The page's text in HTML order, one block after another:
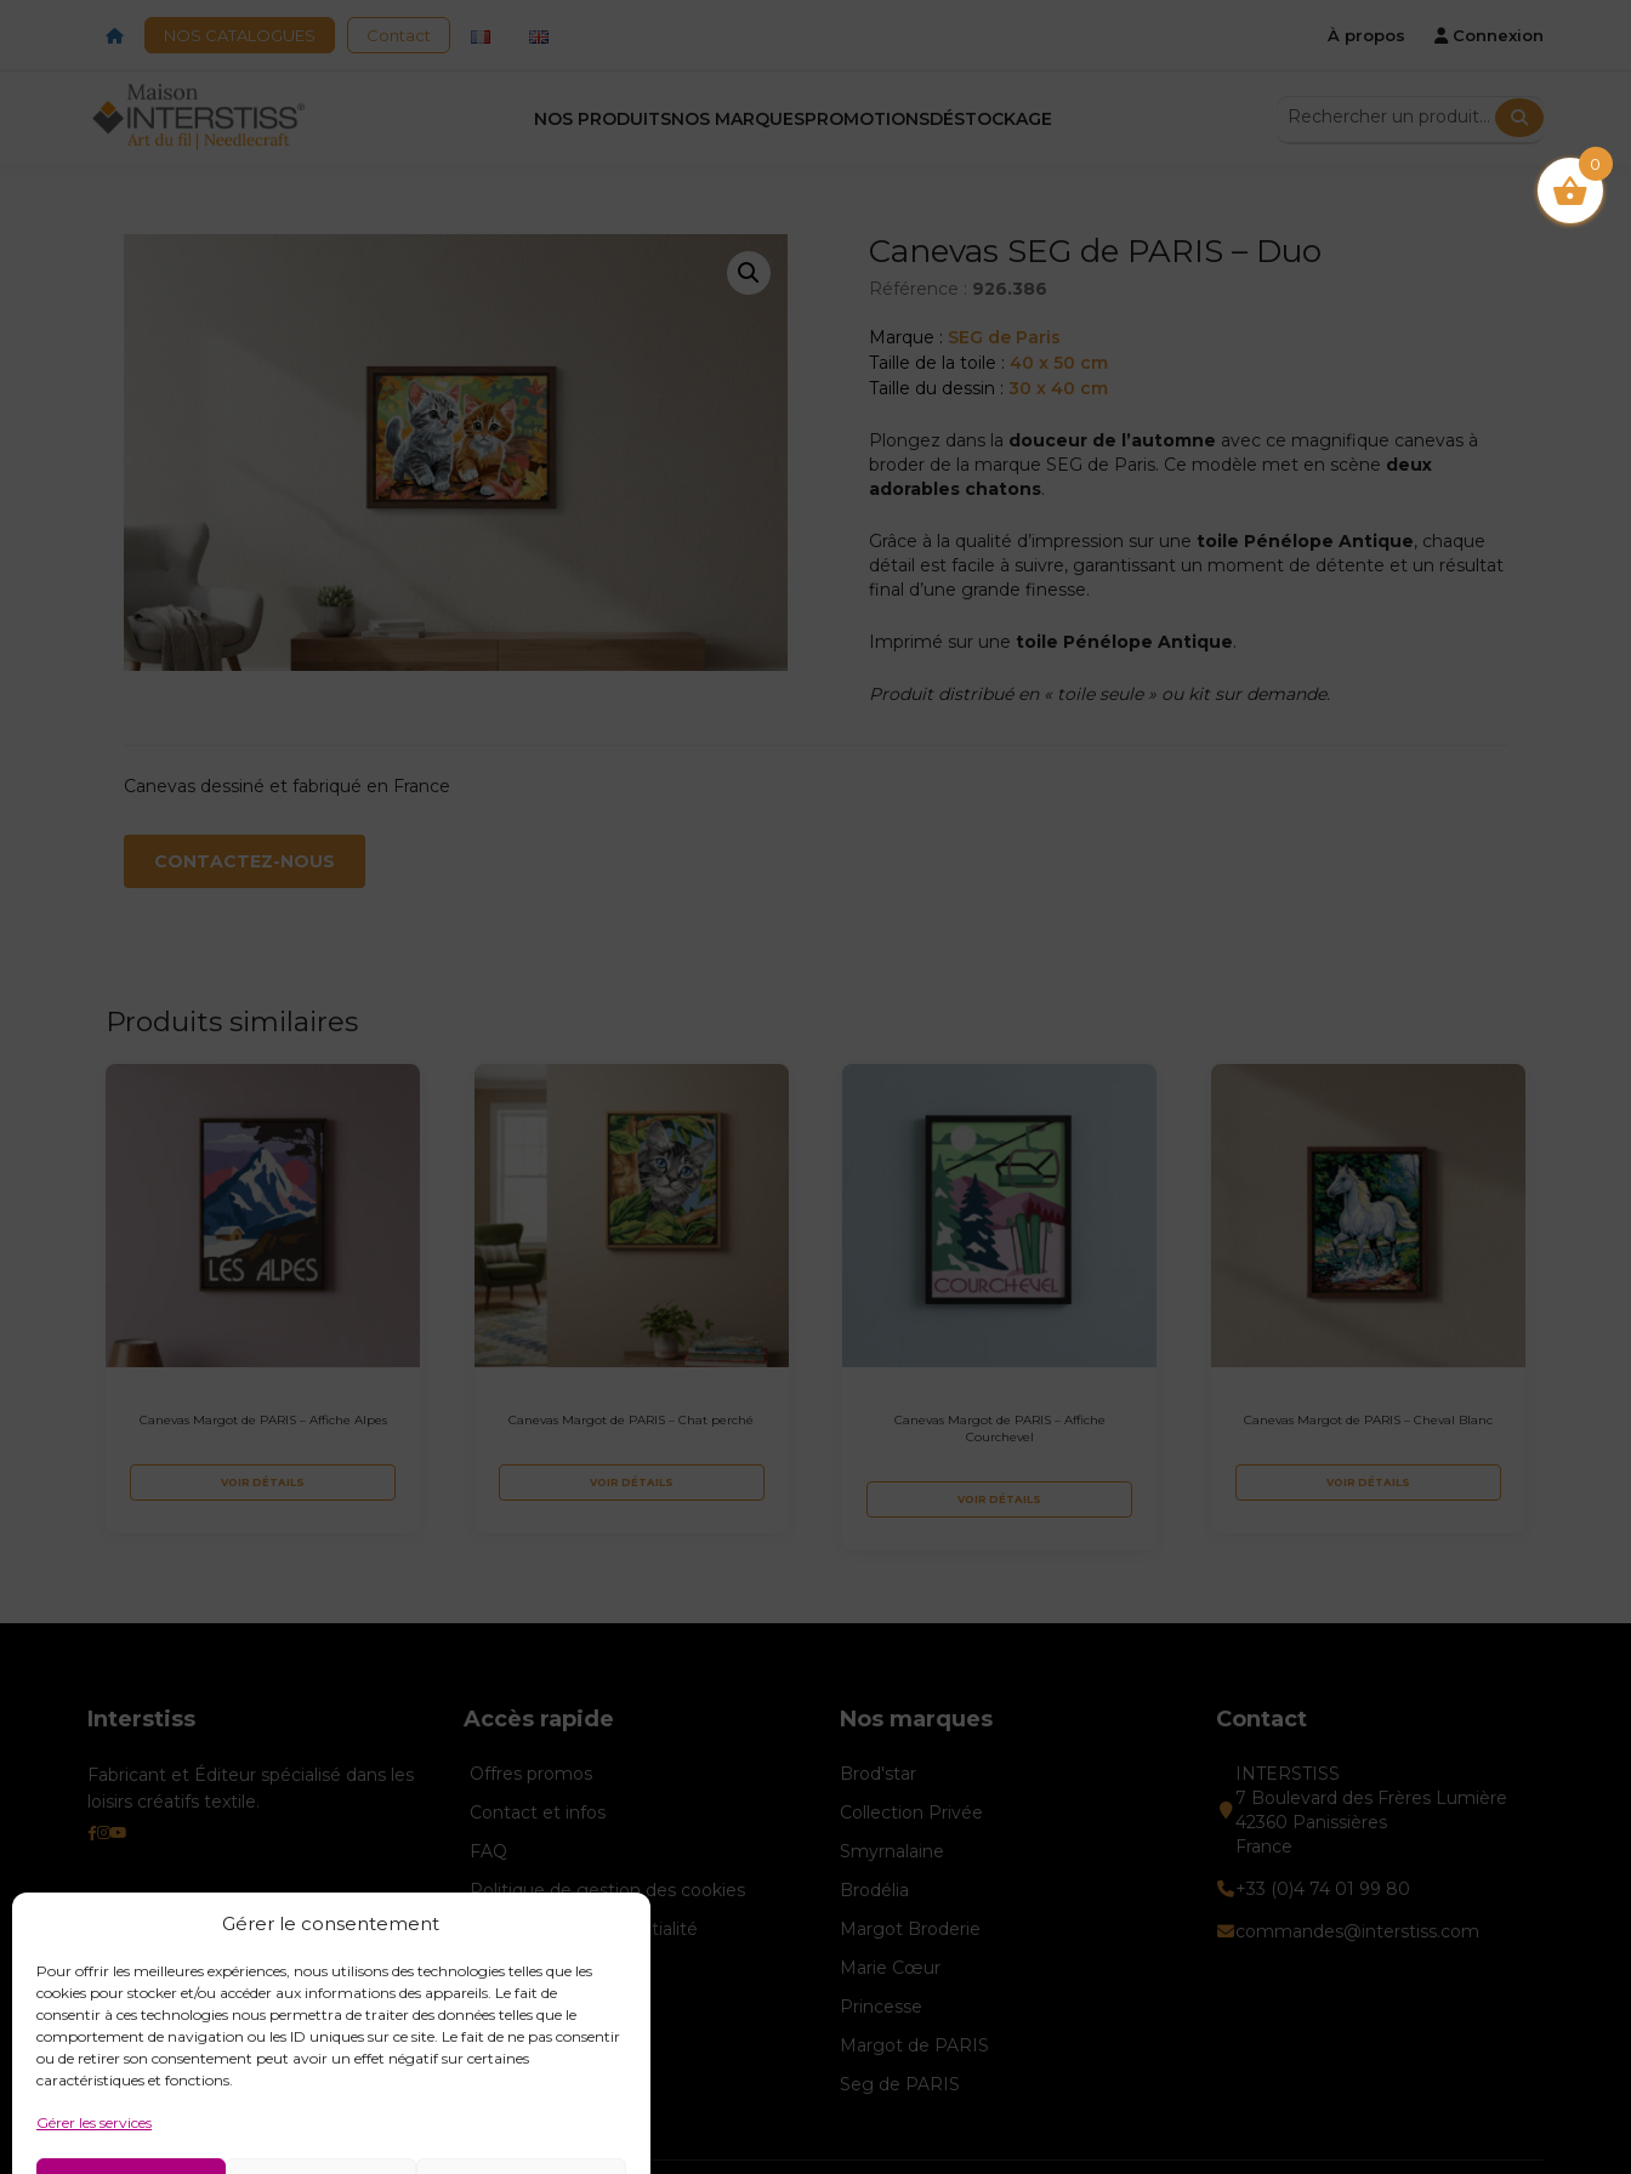
Gérer le consentement
Pour offrir les meilleures expériences, nous utilisons des technologies telles que les
cookies pour stocker et/ou accéder aux informations des appareils. Le fait de
consentir à ces technologies nous permettra de traiter des données telles que le
comportement de navigation ou les ID uniques sur ce site. Le fait de ne pas consentir
ou de retirer son consentement peut avoir un effet négatif sur certaines
caractéristiques et fonctions.
Gérer les services
AcceuilNOS CATALOGUES Contact À propos Connexion
NOS PRODUITSNOS MARQUESPROMOTIONSDÉSTOCKAGE
Canevas SEG de PARIS – Duo
Référence : 926.386
Marque : SEG de Paris
Taille de la toile :40 x 50 cm
Taille du dessin : 30 x 40 cm
Plongez dans la douceur de l’automne avec ce magnifique canevas à
broder de la marque SEG de Paris. Ce modèle met en scène deux
adorables chatons.
Grâce à la qualité d’impression sur une toile Pénélope Antique, chaque
détail est facile à suivre, garantissant un moment de détente et un résultat
final d’une grande finesse.
Imprimé sur une toile Pénélope Antique.
Produit distribué en « toile seule » ou kit sur demande.
Canevas dessiné et fabriqué en France
CONTACTEZ-NOUS
Produits similaires
Canevas Margot de PARIS – Affiche Alpes
VOIR DÉTAILS
Canevas Margot de PARIS – Chat perché
VOIR DÉTAILS
Canevas Margot de PARIS – Affiche
Courchevel
VOIR DÉTAILS
Canevas Margot de PARIS – Cheval Blanc
VOIR DÉTAILS
Interstiss
Fabricant et Éditeur spécialisé dans les
loisirs créatifs textile.
Accès rapide
Offres promos
Contact et infos
FAQ
Politique de gestion des cookies
Politique de confidentialité
Mentions légales
Nos marques
Brod'star
Collection Privée
Smyrnalaine
Brodélia
Margot Broderie
Marie Cœur
Princesse
Margot de PARIS
Seg de PARIS
Contact
INTERSTISS
7 Boulevard des Frères Lumière
42360 Panissières
France
+33 (0)4 74 01 99 80
commandes@interstiss.com
0